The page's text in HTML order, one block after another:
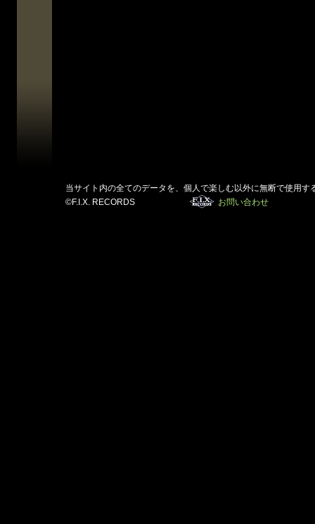
当サイト内の全てのデータを、個人で楽しむ以外に無断で使用す
©F.I.X. RECORDS
お問い合わせ